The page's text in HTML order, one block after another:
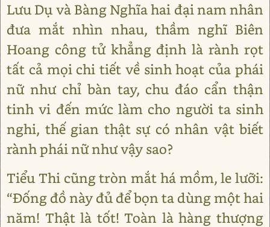
Lưu Dụ và Bàng Nghĩa hai đại nam nhân
đưa mắt nhìn nhau, thầm nghĩ Biên
Hoang công tử khẳng định là rành rọt
tất cả mọi chi tiết về sinh hoạt của phái
nữ như chỉ bàn tay, chu đáo cẩn thận
tinh vi đến mức làm cho người ta sinh
nghi, thế gian thật sự có nhân vật biết
rành phái nữ như vậy sao?
Tiểu Thi cũng tròn mắt há mồm, le lưỡi:
“Đống đồ này đủ để bọn ta dùng một hai
năm! Thật là tốt! Toàn là hàng thượng